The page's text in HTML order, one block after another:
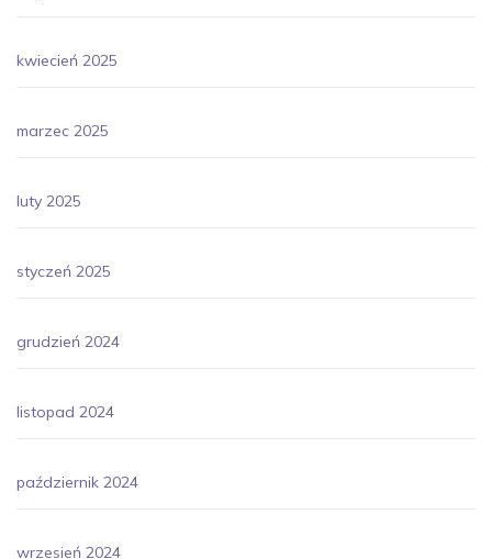
kwiecień 2025
marzec 2025
luty 2025
styczeń 2025
grudzień 2024
listopad 2024
październik 2024
wrzesień 2024